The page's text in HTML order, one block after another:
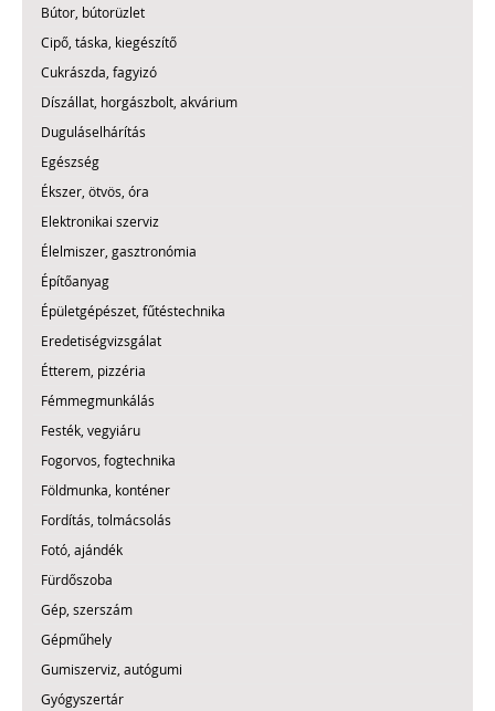
Bútor, bútorüzlet
Cipő, táska, kiegészítő
Cukrászda, fagyizó
Díszállat, horgászbolt, akvárium
Duguláselhárítás
Egészség
Ékszer, ötvös, óra
Elektronikai szerviz
Élelmiszer, gasztronómia
Építőanyag
Épületgépészet, fűtéstechnika
Eredetiségvizsgálat
Étterem, pizzéria
Fémmegmunkálás
Festék, vegyiáru
Fogorvos, fogtechnika
Földmunka, konténer
Fordítás, tolmácsolás
Fotó, ajándék
Fürdőszoba
Gép, szerszám
Gépműhely
Gumiszerviz, autógumi
Gyógyszertár